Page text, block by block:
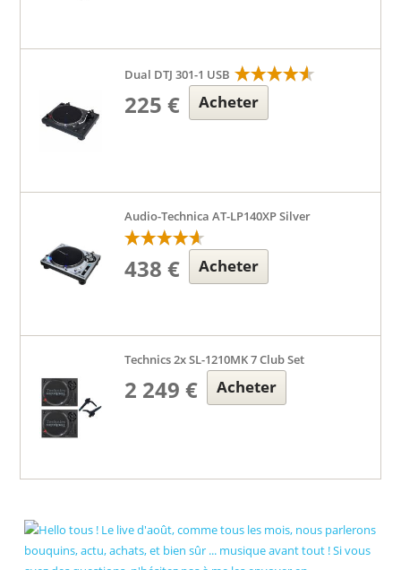
Dual DTJ 301-1 USB
225 € Acheter
Audio-Technica AT-LP140XP Silver
438 € Acheter
Technics 2x SL-1210MK 7 Club Set
2 249 € Acheter